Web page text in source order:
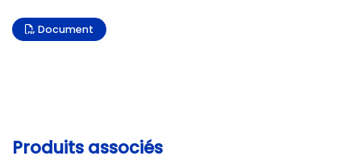
Document
Produits associés